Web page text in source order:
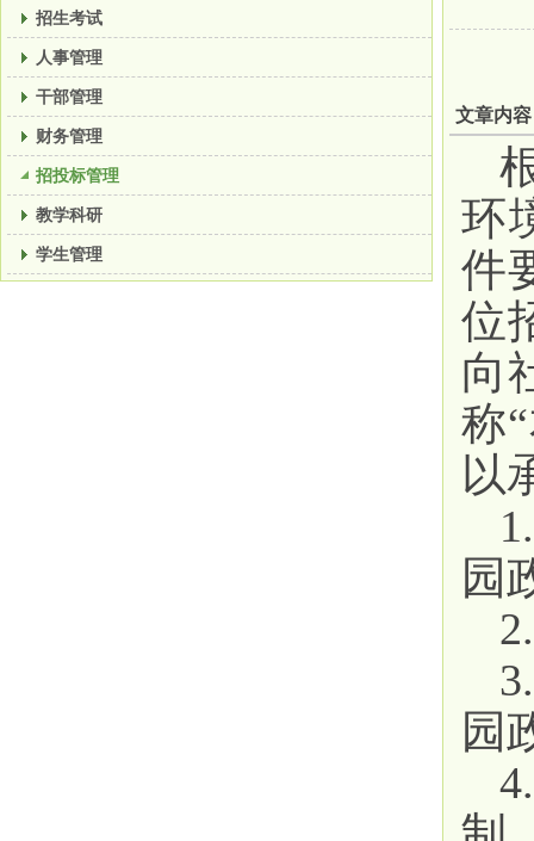
招生考试
人事管理
干部管理
财务管理
招投标管理
教学科研
学生管理
文章内容
环
件
位
向
称
以
园
园